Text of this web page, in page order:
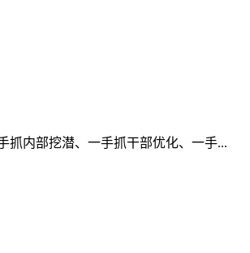
抓内部挖潜、一手抓干部优化、一手...